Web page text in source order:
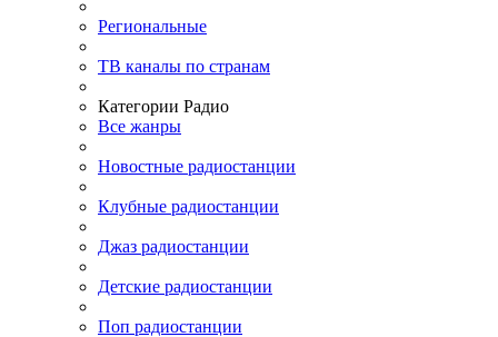
Региональные
ТВ каналы по странам
Категории Радио
Все жанры
Новостные радиостанции
Клубные радиостанции
Джаз радиостанции
Детские радиостанции
Поп радиостанции